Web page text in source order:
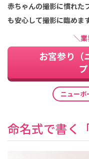
赤ちゃんの撮影に慣れた
も安心して撮影に臨めます
＼
お宮参り（
ニューボ
命名式で書く